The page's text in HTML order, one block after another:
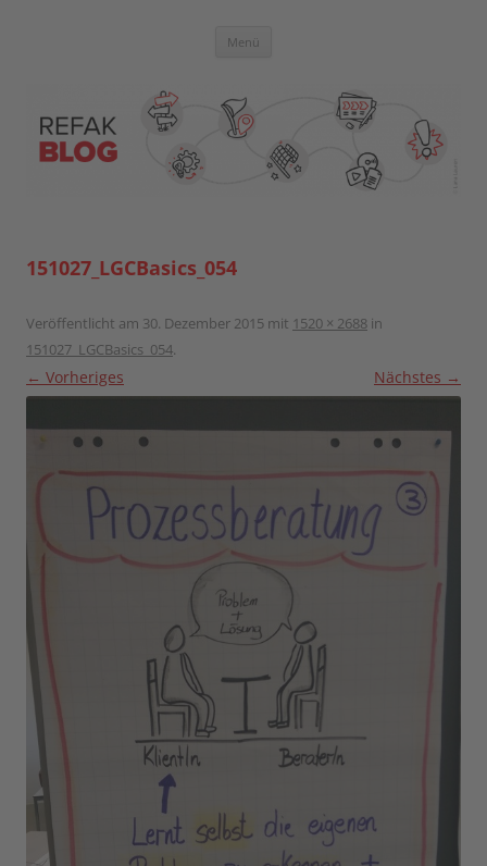
Blog der Referent:innen Akademie
Menü
151027_LGCBasics_054
Veröffentlicht am 30. Dezember 2015 mit 1520 × 2688 in
151027_LGCBasics_054.
← Vorheriges Nächstes →